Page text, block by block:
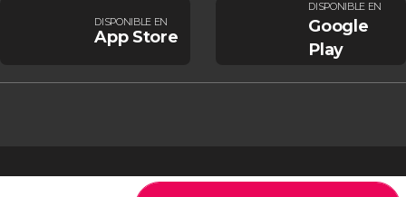
DISPONIBLE EN
App Store
DISPONIBLE EN
Google
Play